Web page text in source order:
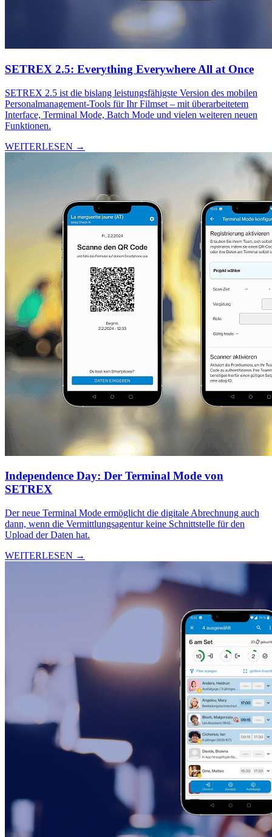
SETREX 2.5: Everything Everywhere All at Once
SETREX 2.5 ist die bislang leistungsfähigste Version des mobilen
Personalmanagement-Tools für Ihr Filmset – mit überarbeitetem
Interface, Terminal Mode, Batch Mode und vielen weiteren neuen
Funktionen.
WEITERLESEN →
Independence Day: Der Terminal Mode von
SETREX
Der neue Terminal Mode ermöglicht die digitale Abrechnung auch
dann, wenn die Vermittlungsagentur keine Schnittstelle für den
Upload der Daten hat.
WEITERLESEN →